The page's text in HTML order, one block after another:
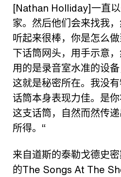
[Nathan Holliday]一直
家。然后他们会来找我，
听起来很棒，你是怎么做
下话筒网头，用手示意，
用的是录音室水准的设备
这就是秘密所在。我没
话筒本身表现力佳。是
这支话筒，自然而然传
所得。 “
来自道斯的泰勒戈德史
的The Songs At The